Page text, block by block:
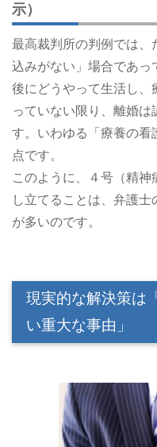
示）
最高裁判所の判例では、
込みがない」場合であっ
後にどうやって生活し、
っていない限り、離婚は
す。いわゆる「療養の看
点です。
このように、４号（精
し立てることは、弁護
が多いのです。
現実的な解決策は
い重大な事由」